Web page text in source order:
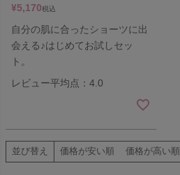
¥5,170税込
自分の肌に合ったショーツに出
会える♪はじめてお試しセッ
ト。
レビュー平均点：4.0
並び替え 価格が安い順 価格が高い順